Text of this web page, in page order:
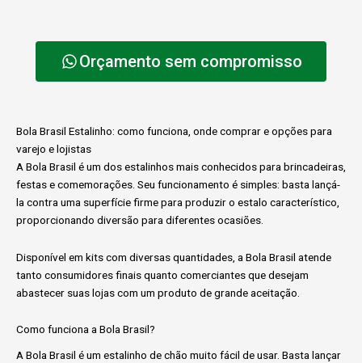
Orçamento sem compromisso
Bola Brasil Estalinho: como funciona, onde comprar e opções para
varejo e lojistas
A Bola Brasil é um dos estalinhos mais conhecidos para brincadeiras,
festas e comemorações. Seu funcionamento é simples: basta lançá-
la contra uma superfície firme para produzir o estalo característico,
proporcionando diversão para diferentes ocasiões.
Disponível em kits com diversas quantidades, a Bola Brasil atende
tanto consumidores finais quanto comerciantes que desejam
abastecer suas lojas com um produto de grande aceitação.
Como funciona a Bola Brasil?
A Bola Brasil é um estalinho de chão muito fácil de usar. Basta lançar